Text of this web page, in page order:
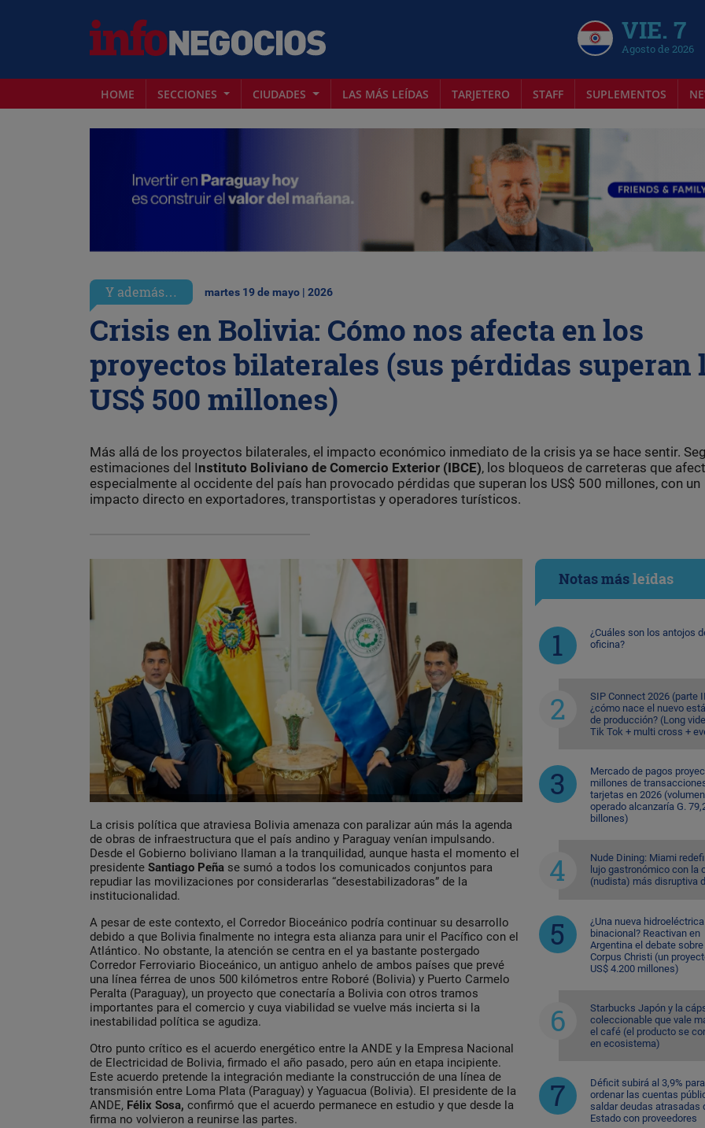
VIE. 7
Agosto de 2026
HOME SECCIONES CIUDADES LAS MÁS LEÍDAS TARJETERO STAFF SUPLEMENTOS
Y además… martes 19 de mayo | 2026
Crisis en Bolivia: Cómo nos afecta en los
proyectos bilaterales (sus pérdidas superan
US$ 500 millones)
Más allá de los proyectos bilaterales, el impacto económico inmediato de la crisis ya se hace sentir.
estimaciones del Instituto Boliviano de Comercio Exterior (IBCE), los bloqueos de carreteras que
especialmente al occidente del país han provocado pérdidas que superan los US$ 500 millones, con un
impacto directo en exportadores, transportistas y operadores turísticos.
La crisis política que atraviesa Bolivia amenaza con paralizar aún más la agenda
de obras de infraestructura que el país andino y Paraguay venían impulsando.
Desde el Gobierno boliviano llaman a la tranquilidad, aunque hasta el momento el
presidente Santiago Peña se sumó a todos los comunicados conjuntos para
repudiar las movilizaciones por considerarlas “desestabilizadoras” de la
institucionalidad.
A pesar de este contexto, el Corredor Bioceánico podría continuar su desarrollo
debido a que Bolivia finalmente no integra esta alianza para unir el Pacífico con el
Atlántico. No obstante, la atención se centra en el ya bastante postergado
Corredor Ferroviario Bioceánico, un antiguo anhelo de ambos países que prevé
una línea férrea de unos 500 kilómetros entre Roboré (Bolivia) y Puerto Carmelo
Peralta (Paraguay), un proyecto que conectaría a Bolivia con otros tramos
importantes para el comercio y cuya viabilidad se vuelve más incierta si la
inestabilidad política se agudiza.
Otro punto crítico es el acuerdo energético entre la ANDE y la Empresa Nacional
de Electricidad de Bolivia, firmado el año pasado, pero aún en etapa incipiente.
Este acuerdo pretende la integración mediante la construcción de una línea de
transmisión entre Loma Plata (Paraguay) y Yaguacua (Bolivia). El presidente de la
ANDE, Félix Sosa, confirmó que el acuerdo permanece en estudio y que desde la
firma no volvieron a reunirse las partes.
Notas másleídas
¿Cuáles son los antojos
oficina?
SIP Connect 2026 (parte
¿cómo nace el nuevo
de producción? (Long
Tik Tok + multi cross +
Mercado de pagos
millones de
tarjetas en 2026 (volumen
operado alcanzaría G.
billones)
Nude Dining: Miami
lujo gastronómico con la
(nudista) más disruptiva
¿Una nueva hidroeléctrica
binacional? Reactivan en
Argentina el debate sobre
Corpus Christi (un
US$ 4.200 millones)
Starbucks Japón y la
coleccionable que vale
el café (el producto se
en ecosistema)
Déficit subirá al 3,9% para
ordenar las cuentas
saldar deudas atrasadas
Estado con proveedores